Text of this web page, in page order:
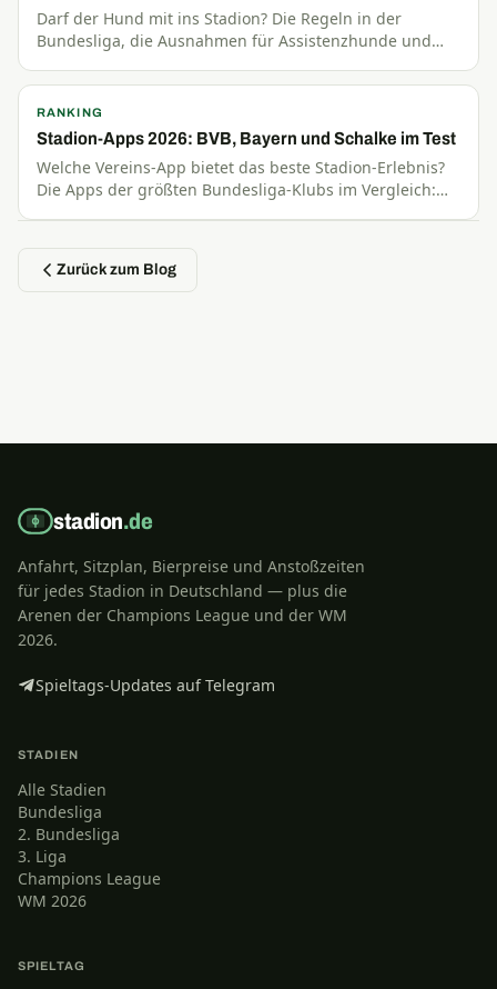
Darf der Hund mit ins Stadion? Die Regeln in der
Bundesliga, die Ausnahmen für Assistenzhunde und
RANKING
Stadion-Apps 2026: BVB, Bayern und Schalke im Test
Welche Vereins-App bietet das beste Stadion-Erlebnis?
Die Apps der größten Bundesliga-Klubs im Vergleich:
Zurück zum Blog
stadion.de
Anfahrt, Sitzplan, Bierpreise und Anstoßzeiten
für jedes Stadion in Deutschland — plus die
Arenen der Champions League und der WM
2026.
Spieltags-Updates auf Telegram
STADIEN
Alle Stadien
Bundesliga
2. Bundesliga
3. Liga
Champions League
WM 2026
SPIELTAG